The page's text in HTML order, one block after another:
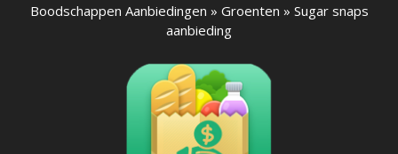
Boodschappen Aanbiedingen » Groenten » Sugar snaps
aanbieding